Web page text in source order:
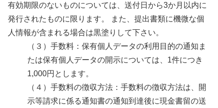
有効期限のないものについては、送付日から3か月以内に
発行されたものに限ります。 また、提出書類に機微な個
人情報が含まれる場合は黒塗りして下さい。
（３）手数料：保有個人データの利用目的の通知ま
たは保有個人データの開示については、1件につき
1,000円とします。
（４）手数料の徴収方法：手数料の徴収方法は、開
示等請求に係る通知書の通知到達後に現金書留の送